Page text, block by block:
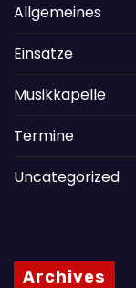
Allgemeines
Einsätze
Musikkapelle
Termine
Uncategorized
Archives